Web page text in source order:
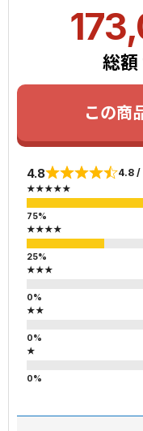
総額
この商
4.8 4.8 /
★★★★★
★★★★
★★★
★★
★